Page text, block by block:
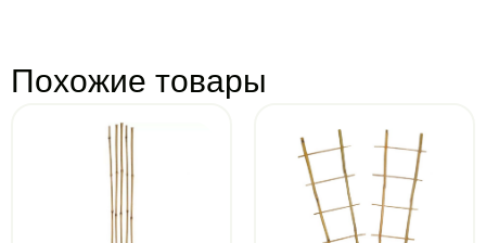
Похожие товары